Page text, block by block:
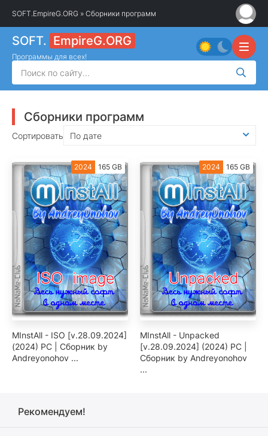
SOFT.EmpireG.ORG » Сборники программ
SOFT. EmpireG.ORG
Программы для всех!
Сборники программ
Сортировать По дате
2024 165 GB
MInstAll - ISO [v.28.09.2024]
(2024) PC | Сборник by
Andreyonohov ...
2024 165 GB
MInstAll - Unpacked
[v.28.09.2024] (2024) PC |
Сборник by Andreyonohov
...
Рекомендуем!